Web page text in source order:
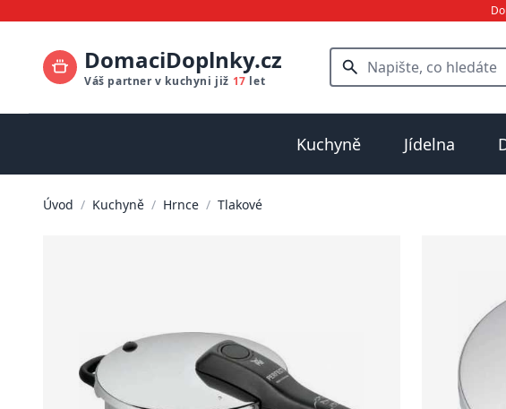
DomaciDoplnky.cz
Váš partner v kuchyni již 17 let
Kuchyně Jídelna
Úvod / Kuchyně / Hrnce / Tlakové